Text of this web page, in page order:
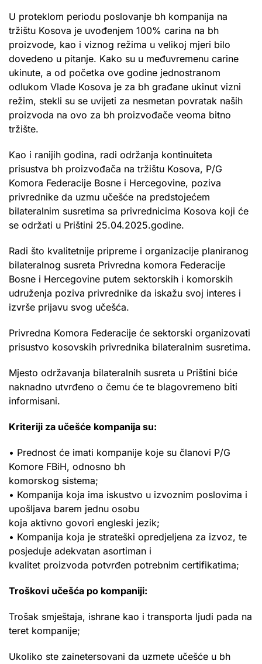
U proteklom periodu poslovanje bh kompanija na
tržištu Kosova je uvođenjem 100% carina na bh
proizvode, kao i viznog režima u velikoj mjeri bilo
dovedeno u pitanje. Kako su u međuvremenu carine
ukinute, a od početka ove godine jednostranom
odlukom Vlade Kosova je za bh građane ukinut vizni
režim, stekli su se uvijeti za nesmetan povratak naših
proizvoda na ovo za bh proizvođače veoma bitno
tržište.
Kao i ranijih godina, radi održanja kontinuiteta
prisustva bh proizvođača na tržištu Kosova, P/G
Komora Federacije Bosne i Hercegovine, poziva
privrednike da uzmu učešće na predstojećem
bilateralnim susretima sa privrednicima Kosova koji će
se održati u Prištini 25.04.2025.godine.
Radi što kvalitetnije pripreme i organizacije planiranog
bilateralnog susreta Privredna komora Federacije
Bosne i Hercegovine putem sektorskih i komorskih
udruženja poziva privrednike da iskažu svoj interes i
izvrše prijavu svog učešća.
Privredna Komora Federacije će sektorski organizovati
prisustvo kosovskih privrednika bilateralnim susretima.
Mjesto održavanja bilateralnih susreta u Prištini biće
naknadno utvrđeno o čemu će te blagovremeno biti
informisani.
Kriteriji za učešće kompanija su:
• Prednost će imati kompanije koje su članovi P/G
Komore FBiH, odnosno bh
komorskog sistema;
• Kompanija koja ima iskustvo u izvoznim poslovima i
upošljava barem jednu osobu
koja aktivno govori engleski jezik;
• Kompanija koja je strateški opredjeljena za izvoz, te
posjeduje adekvatan asortiman i
kvalitet proizvoda potvrđen potrebnim certifikatima;
Troškovi učešća po kompaniji:
Trošak smještaja, ishrane kao i transporta ljudi pada na
teret kompanije;
Ukoliko ste zainetersovani da uzmete učešće u bh